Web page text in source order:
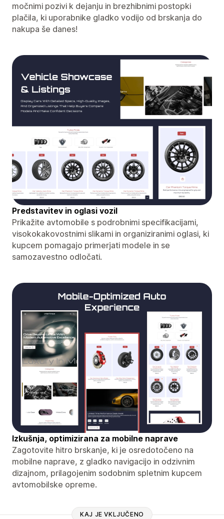
močnimi pozivi k dejanju in brezhibnimi postopki
plačila, ki uporabnike gladko vodijo od brskanja do
nakupa še danes!
Predstavitev in oglasi vozil
Prikažite avtomobile s podrobnimi specifikacijami,
visokokakovostnimi slikami in organiziranimi oglasi, ki
kupcem pomagajo primerjati modele in se
samozavestno odločati.
Izkušnja, optimizirana za mobilne naprave
Zagotovite hitro brskanje, ki je osredotočeno na
mobilne naprave, z gladko navigacijo in odzivnim
dizajnom, prilagojenim sodobnim spletnim kupcem
avtomobilske opreme.
KAJ JE VKLJUČENO